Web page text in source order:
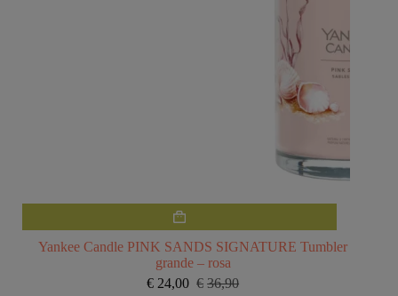
Yankee Candle PINK SANDS SIGNATURE Tumbler
grande – rosa
€ 36,90
Il
€ 24,00 Il